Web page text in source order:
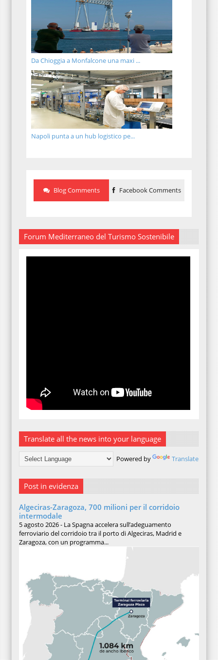
Da Chioggia a Monfalcone una maxi ...
Napoli punta a un hub logistico pe...
Blog Comments Facebook Comments
Forum Mediterraneo del Turismo Sostenibile
Translate all the news into your language
Powered by Translate
Post in evidenza
Algeciras-Zaragoza, 700 milioni per il corridoio
intermodale
5 agosto 2026 - La Spagna accelera sull’adeguamento
ferroviario del corridoio tra il porto di Algeciras, Madrid e
Zaragoza, con un programma...